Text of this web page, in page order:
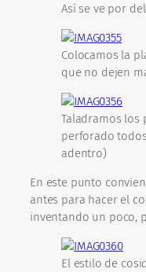
Así se ve por
Colocamos la
que no dejen
Taladramos los
perforado
adentro)
En este punto
antes para hacer el
inventando un poco,
El estilo de